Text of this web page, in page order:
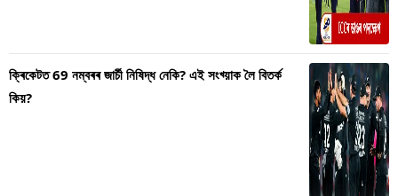
ক্ৰিকেটত 69 নম্বৰৰ জাৰ্চী নিষিদ্ধ নেকি? এই সংখ্য়াক লৈ বিতৰ্ক
কিয়?